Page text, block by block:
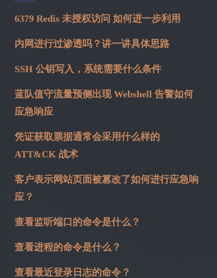
6379 Redis 未授权访问 如何进一步利用
内网进行过渗透吗？讲一讲具体思路
SSH 公钥写入，系统需要什么条件
蓝队值守流量预侧出现 Webshell 告警如何
应急响应
凭证获取票据通常会采用什么样的
ATT&CK 战术
客户表示网站页面被篡改了如何进行应急响
应？
查看监听端口的命令是什么？
查看进程的命令是什么？
查看最近登录日志的命令？